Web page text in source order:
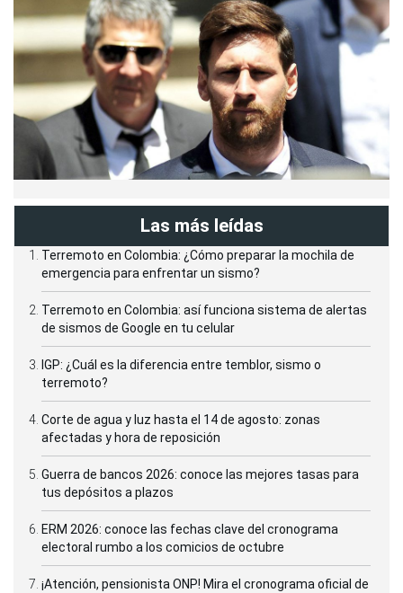
Las más leídas
Terremoto en Colombia: ¿Cómo preparar la mochila de
emergencia para enfrentar un sismo?
Terremoto en Colombia: así funciona sistema de alertas
de sismos de Google en tu celular
IGP: ¿Cuál es la diferencia entre temblor, sismo o
terremoto?
Corte de agua y luz hasta el 14 de agosto: zonas
afectadas y hora de reposición
Guerra de bancos 2026: conoce las mejores tasas para
tus depósitos a plazos
ERM 2026: conoce las fechas clave del cronograma
electoral rumbo a los comicios de octubre
¡Atención, pensionista ONP! Mira el cronograma oficial de